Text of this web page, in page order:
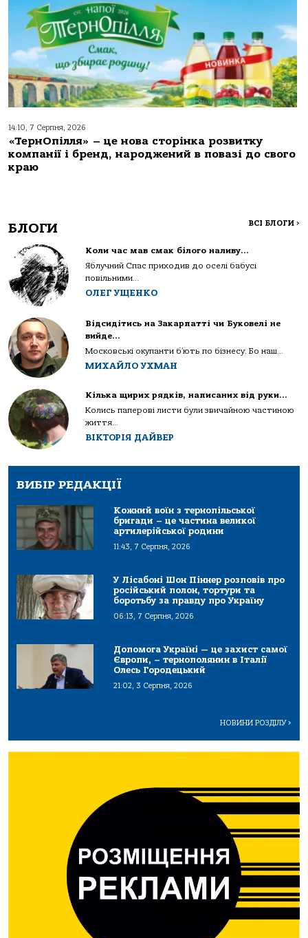
14:10, 7 Серпня, 2026
«ТернОпілля» – це нова сторінка розвитку
компанії і бренд, народжений в повазі до свого
краю
БЛОГИ ВСІ БЛОГИ >
Коли час мав смак білого наливу…
Яблучний Спас приходив до оселі бабусі
повільними...
ОЛЕГ УЩЕНКО
Відсидітись на Закарпатті чи Буковелі не
вийде…
Московські окупанти б’ють по бізнесу. Бо наш...
МИХАЙЛО УХМАН
Кілька щирих рядків, написаних від руки…
Колись паперові листи були звичайною частиною
життя...
ВІКТОРІЯ ДАЙВЕР
ВИБІР РЕДАКЦІЇ
Кожний воїн з тернопільської
бригади – це частина великої
артилерійської родини
11:43, 7 Серпня, 2026
У Лісабоні Шон Піннер розповів про
російський полон, тортури та
боротьбу за правду про Україну
06:13, 7 Серпня, 2026
Допомога Україні — це захист самої
Європи, – тернополянин в Італії
Олесь Городецький
21:02, 3 Серпня, 2026
НОВИНИ РОЗДІЛУ>